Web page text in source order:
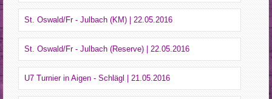
St. Oswald/Fr - Julbach (KM) | 22.05.2016
St. Oswald/Fr - Julbach (Reserve) | 22.05.2016
U7 Turnier in Aigen - Schlägl | 21.05.2016